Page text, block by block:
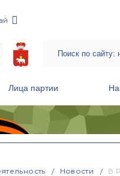
Лица партии
Новости В